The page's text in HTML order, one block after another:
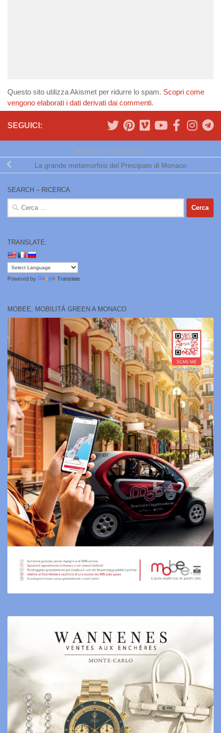
Questo sito utilizza Akismet per ridurre lo spam. Scopri come
vengono elaborati i dati derivati dai commenti.
SEGUICI:
ARTICOLO PRECEDENTE
La grande metamorfosi del Principato di Monaco
SEARCH – RICERCA
Ricerca
TRANSLATE:
Powered by Translate
MOBEE, MOBILITÀ GREEN A MONACO